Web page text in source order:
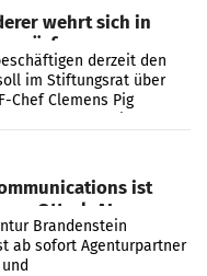
wehrt sich in
derzeit den
im Stiftungsrat über
Chef Clemens Pig
ist
OtterlyAI
Brandenstein
ab sofort Agenturpartner